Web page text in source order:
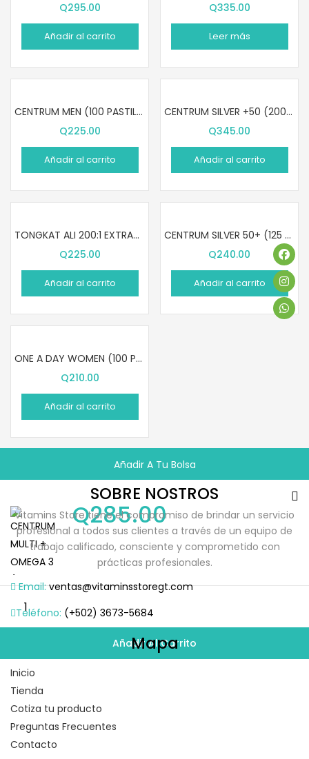
Q285.00
Añadir Al Carrito
Añadir A Tu Bolsa
Q295.00
Añadir al carrito
Q335.00
Leer más
CENTRUM MEN (100 PASTILLAS)
Q225.00
Añadir al carrito
CENTRUM SILVER +50 (200 PASTILLAS)
Q345.00
Añadir al carrito
TONGKAT ALI 200:1 EXTRACT (60 PASTILLAS)
Q225.00
Añadir al carrito
CENTRUM SILVER 50+ (125 PASTILLAS)
Q240.00
Añadir al carrito
ONE A DAY WOMEN (100 PASTILLAS)
Q210.00
Añadir al carrito
SOBRE NOSTROS
Vitamins Store tiene el compromiso de brindar un servicio
profesional a todos sus clientes a través de un equipo de
trabajo calificado, consciente y comprometido con
prácticas profesionales.
Email:ventas@vitaminsstoregt.com
Teléfono: (+502) 3673-5684
Mapa
Inicio
Tienda
Cotiza tu producto
Preguntas Frecuentes
Contacto